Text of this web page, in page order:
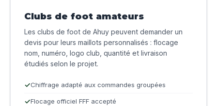
Clubs de foot amateurs
Les clubs de foot de Ahuy peuvent demander un
devis pour leurs maillots personnalisés : flocage
nom, numéro, logo club, quantité et livraison
étudiés selon le projet.
Chiffrage adapté aux commandes groupées
Flocage officiel FFF accepté